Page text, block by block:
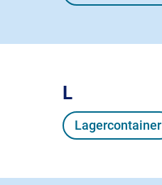
L
Lagercontainer